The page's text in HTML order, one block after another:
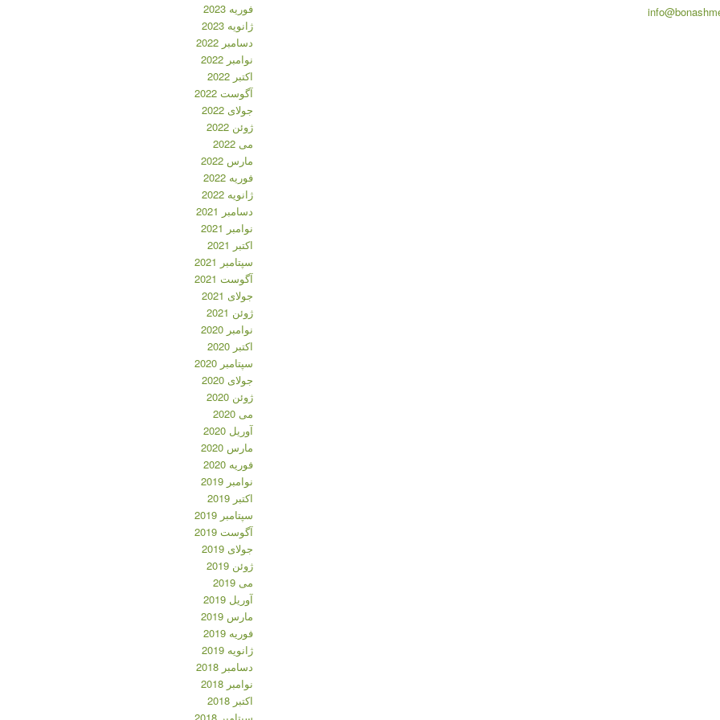
فوریه 2023
ژانویه 2023
دسامبر 2022
نوامبر 2022
اکتبر 2022
آگوست 2022
جولای 2022
ژوئن 2022
می 2022
مارس 2022
فوریه 2022
ژانویه 2022
دسامبر 2021
نوامبر 2021
اکتبر 2021
سپتامبر 2021
آگوست 2021
جولای 2021
ژوئن 2021
نوامبر 2020
اکتبر 2020
سپتامبر 2020
جولای 2020
ژوئن 2020
می 2020
آوریل 2020
مارس 2020
فوریه 2020
نوامبر 2019
اکتبر 2019
سپتامبر 2019
آگوست 2019
جولای 2019
ژوئن 2019
می 2019
آوریل 2019
مارس 2019
فوریه 2019
ژانویه 2019
دسامبر 2018
نوامبر 2018
اکتبر 2018